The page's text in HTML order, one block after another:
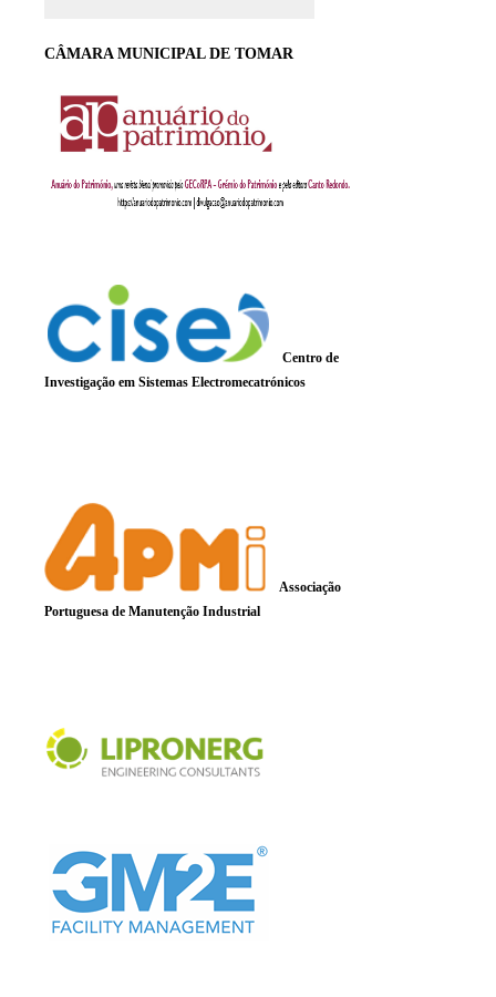
CÂMARA MUNICIPAL DE TOMAR
Centro de
Investigação em Sistemas Electromecatrónicos
Associação
Portuguesa de Manutenção Industrial